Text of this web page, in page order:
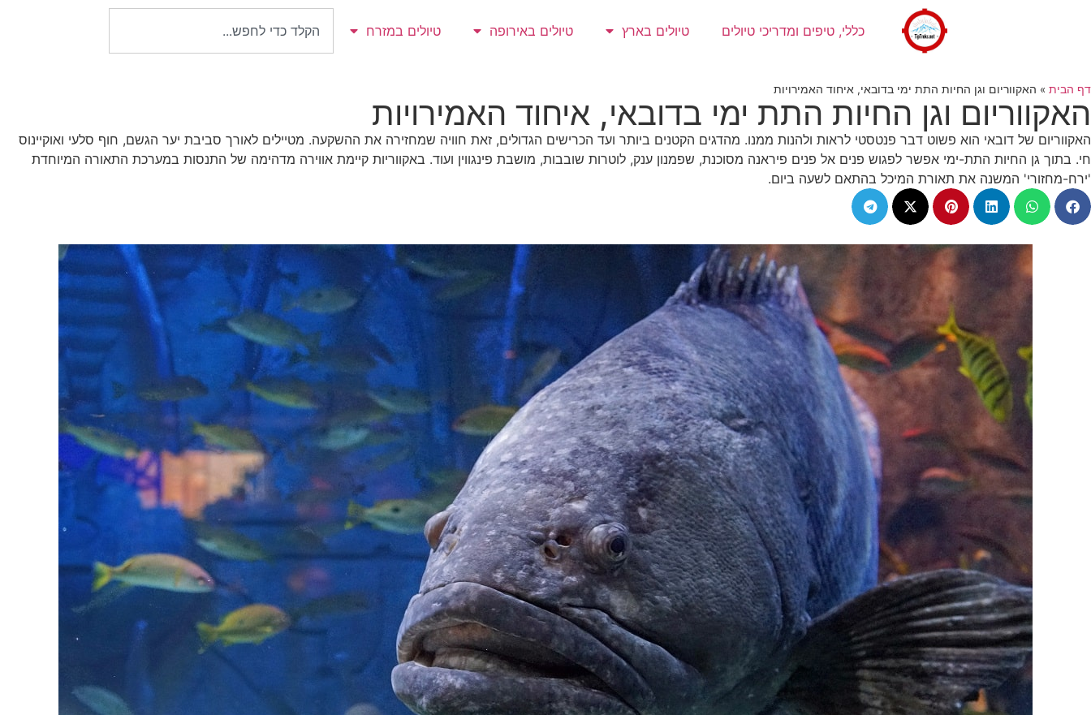
כללי, טיפים ומדריכי טיולים טיולים בארץ טיולים באירופה טיולים במזרח
דף הבית » האקווריום וגן החיות התת ימי בדובאי, איחוד האמירויות
האקווריום וגן החיות התת ימי בדובאי, איחוד האמירויות
האקווריום של דובאי הוא פשוט דבר פנטסטי לראות ולהנות ממנו. מהדגים הקטנים ביותר ועד הכרישים הגדולים, זאת חוויה שמחזירה את ההשקעה. מטיילים לאורך סביבת יער הגשם, חוף סלעי ואוקיינוס
חי. בתוך גן החיות התת-ימי אפשר לפגוש פנים אל פנים פיראנה מסוכנת, שפמנון ענק, לוטרות שובבות, מושבת פינגווין ועוד. באקווריות קיימת אווירה מדהימה של התנסות במערכת התאורה המיוחדת
'ירח-מחזורי' המשנה את תאורת המיכל בהתאם לשעה ביום.